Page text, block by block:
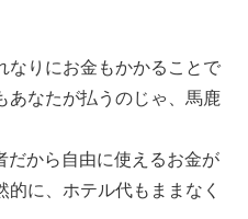
なりにお金もかかることで
あなたが払うのじゃ、馬鹿
だから自由に使えるお金が
に、ホテル代もままなく